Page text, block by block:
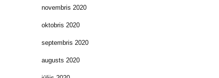
novembris 2020
oktobris 2020
septembris 2020
augusts 2020